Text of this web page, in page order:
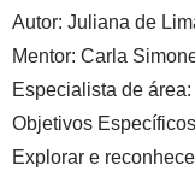
Autor: Juliana de
Mentor: Carla
Especialista de área:
Objetivos Específicos
Explorar e